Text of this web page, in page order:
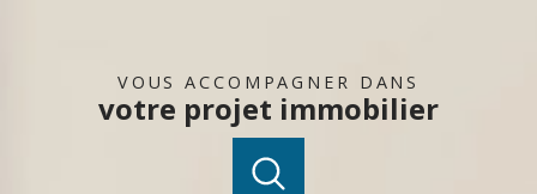
VOUS ACCOMPAGNER DANS
votre projet immobilier